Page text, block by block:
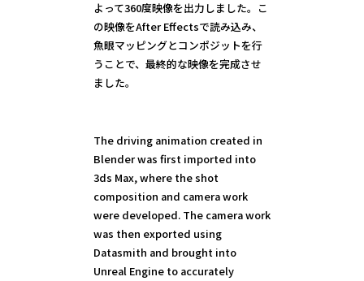
よって360度映像を出力しました。こ
の映像をAfter Effectsで読み込み、
魚眼マッピングとコンポジットを行
うことで、最終的な映像を完成させ
ました。
The driving animation created in
Blender was first imported into
3ds Max, where the shot
composition and camera work
were developed. The camera work
was then exported using
Datasmith and brought into
Unreal Engine to accurately